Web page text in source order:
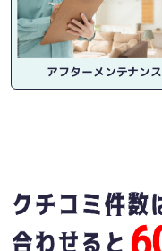
アフターメンテナンス